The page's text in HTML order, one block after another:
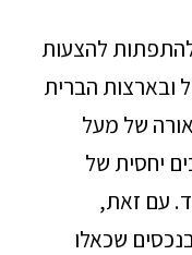
להצעות
ובארצות הברית
של מעל
יחסית של
עם זאת,
שכאלו